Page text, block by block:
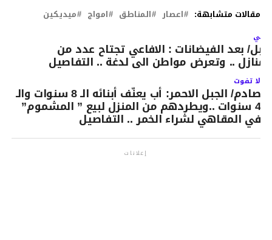
مقالات متشابهة: اعصار المناطق امواج ميديكين
بعد الفيضانات : الافاعي تجتاح عدد من
.. وتعرض مواطن الى لدغة .. التفاصيل
لا تفوت
صادم/ الجبل الاحمر: أب يعنّف أبنائه الـ 8 سنوات والـ
4 سنوات ..ويطردهم من المنزل لبيع ” المشموم”
في المقاهي لشراء الخمر .. التفاصيل
إعلانات